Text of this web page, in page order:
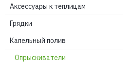
Аксессуары к теплицам
Грядки
Капельный полив
Опрыскиватели